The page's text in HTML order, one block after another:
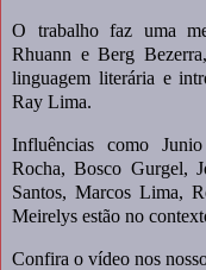
O trabalho faz uma
Rhuann e Berg
linguagem literária e
Ray Lima.
Influências como
Rocha, Bosco Gurgel,
Santos, Marcos Lima,
Meirelys estão no
Confira o vídeo nos